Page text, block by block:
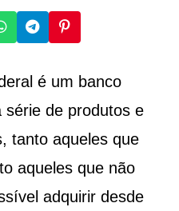
é um banco
série de produtos e
tanto aqueles que
aqueles que não
adquirir desde